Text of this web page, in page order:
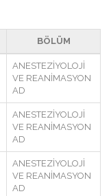
BÖLÜM
ANESTEZİYOLOJİ
VE REANİMASYON
AD
ANESTEZİYOLOJİ
VE REANİMASYON
AD
ANESTEZİYOLOJİ
VE REANİMASYON
AD